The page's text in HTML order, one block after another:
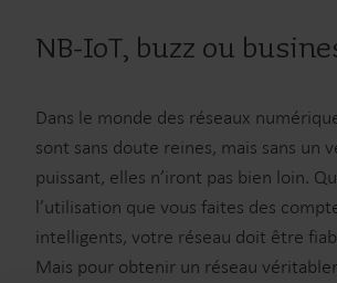
NB-IoT, buzz ou
Dans le monde des réseaux
sont sans doute reines, mais sans un
puissant, elles n’iront pas bien loin.
l’utilisation que vous faites des
intelligents, votre réseau doit être
Mais pour obtenir un réseau